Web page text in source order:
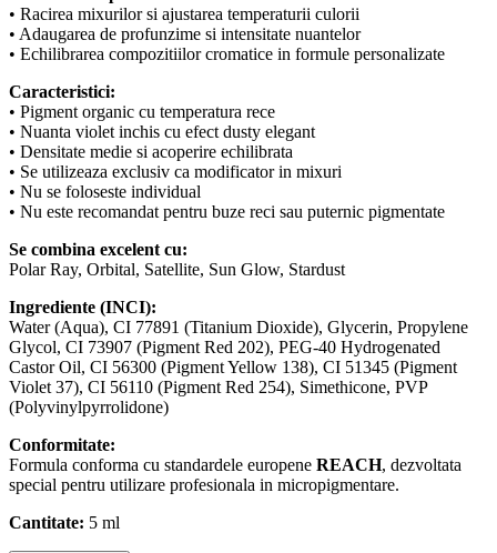
• Racirea mixurilor si ajustarea temperaturii culorii
• Adaugarea de profunzime si intensitate nuantelor
• Echilibrarea compozitiilor cromatice in formule personalizate
Caracteristici:
• Pigment organic cu temperatura rece
• Nuanta violet inchis cu efect dusty elegant
• Densitate medie si acoperire echilibrata
• Se utilizeaza exclusiv ca modificator in mixuri
• Nu se foloseste individual
• Nu este recomandat pentru buze reci sau puternic pigmentate
Se combina excelent cu:
Polar Ray, Orbital, Satellite, Sun Glow, Stardust
Ingrediente (INCI):
Water (Aqua), CI 77891 (Titanium Dioxide), Glycerin, Propylene
Glycol, CI 73907 (Pigment Red 202), PEG-40 Hydrogenated
Castor Oil, CI 56300 (Pigment Yellow 138), CI 51345 (Pigment
Violet 37), CI 56110 (Pigment Red 254), Simethicone, PVP
(Polyvinylpyrrolidone)
Conformitate:
Formula conforma cu standardele europene REACH, dezvoltata
special pentru utilizare profesionala in micropigmentare.
Cantitate: 5 ml